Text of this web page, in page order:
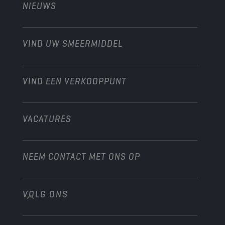
Moto’s & ATV
Industrie
Scheepvaart
Ontdek onze motorsportpartners
Personenwagens
Motorfiets
Heavy-Duty
NIEUWS
VIND UW SMEERMIDDEL
VIND EEN VERKOOPPUNT
VACATURES
NEEM CONTACT MET ONS OP
info@championlubes.com
+32 3 870 00 20
VOLG ONS